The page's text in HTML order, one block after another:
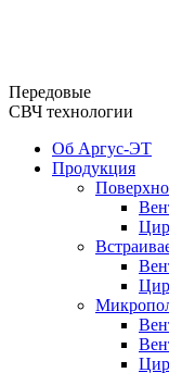
Передовые
СВЧ технологии
Об Аргус-ЭТ
Продукция